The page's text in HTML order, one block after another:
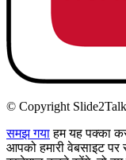
© Copyright
समझ गयाहम यह पक्का
आपको हमारी वेबसाइट